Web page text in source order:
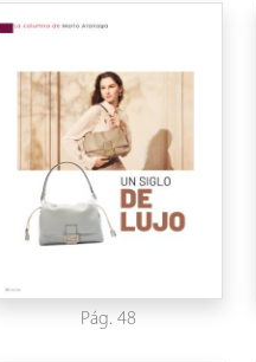
Pág. 48